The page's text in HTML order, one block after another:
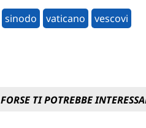
sinodo vaticano vescovi
FORSE TI POTREBBE